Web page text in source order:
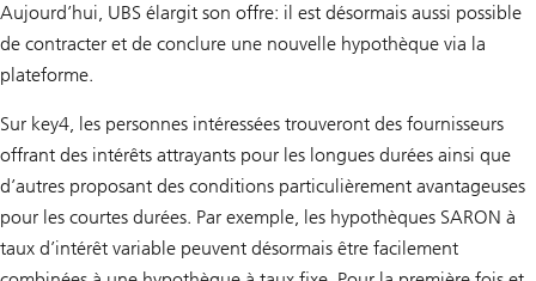
Aujourd’hui, UBS élargit son offre: il est désormais aussi possible
de contracter et de conclure une nouvelle hypothèque via la
plateforme.
Sur key4, les personnes intéressées trouveront des fournisseurs
offrant des intérêts attrayants pour les longues durées ainsi que
d’autres proposant des conditions particulièrement avantageuses
pour les courtes durées. Par exemple, les hypothèques SARON à
taux d’intérêt variable peuvent désormais être facilement